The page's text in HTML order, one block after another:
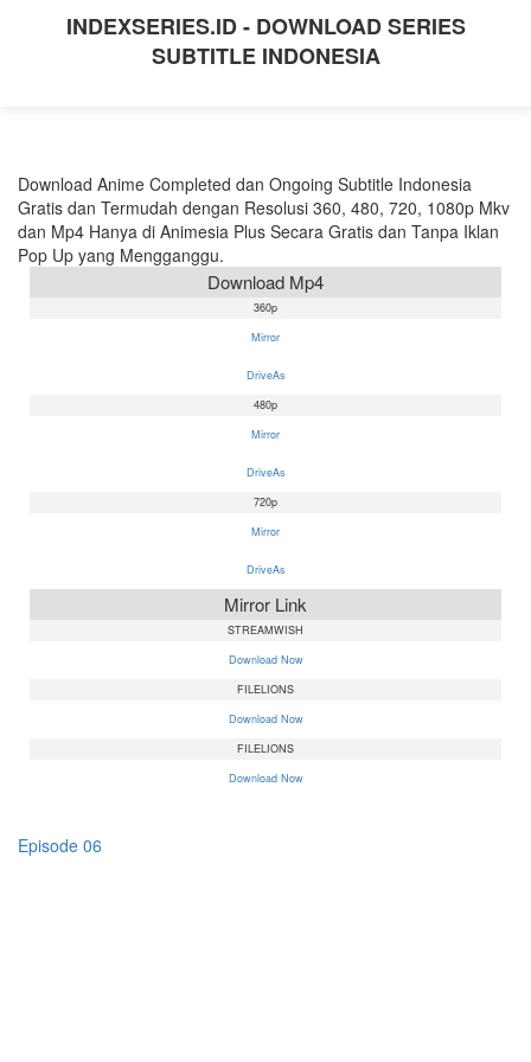
INDEXSERIES.ID - DOWNLOAD SERIES
SUBTITLE INDONESIA
Download Anime Completed dan Ongoing Subtitle Indonesia
Gratis dan Termudah dengan Resolusi 360, 480, 720, 1080p Mkv
dan Mp4 Hanya di Animesia Plus Secara Gratis dan Tanpa Iklan
Pop Up yang Mengganggu.
Download Mp4
360p
Mirror
DriveAs
480p
Mirror
DriveAs
720p
Mirror
DriveAs
Mirror Link
STREAMWISH
Download Now
FILELIONS
Download Now
FILELIONS
Download Now
Episode 06